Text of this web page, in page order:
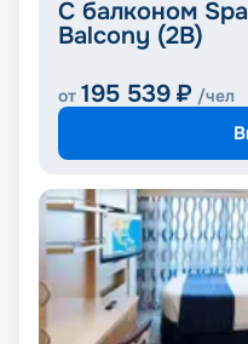
С балконом
Balcony (2B)
от 195 539 ₽ /чел